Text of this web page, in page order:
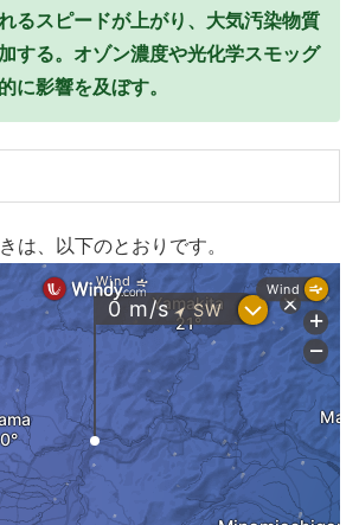
るスピードが上がり、大気汚染物質
する。オゾン濃度や光化学スモッグ
に影響を及ぼす。
は、以下のとおりです。